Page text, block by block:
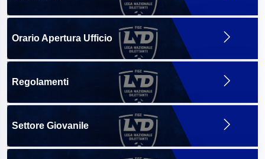
Orario Apertura Ufficio
Regolamenti
Settore Giovanile